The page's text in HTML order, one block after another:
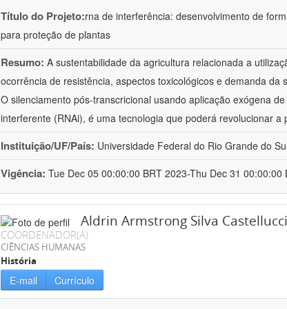
Título do Projeto:rna de interferência: desenvolvimento de
para proteção de plantas
Resumo: A sustentabilidade da agricultura relacionada a
ocorrência de resistência, aspectos toxicológicos e demanda
O silenciamento pós-transcricional usando aplicação exógena
interferente (RNAi), é uma tecnologia que poderá revolucionar a
Instituição/UF/País: Universidade Federal do Rio Grande do
Vigência: Tue Dec 05 00:00:00 BRT 2023-Thu Dec 31 00:00:00
Aldrin Armstrong Silva Castellucci
COORDENADOR(A)
CIÊNCIAS HUMANAS
História
E-mail Currículo